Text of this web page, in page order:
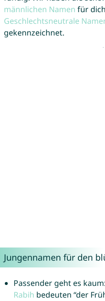
männlichen Namen für
Geschlechtsneutrale
gekennzeichnet.
Jungennamen für den
Passender geht es kaum:
Rabih bedeuten “der